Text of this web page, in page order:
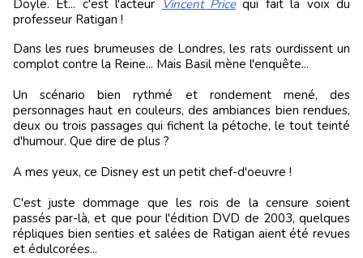
Doyle. Et... c'est l'acteur Vincent Pricequi fait la voix du
professeur Ratigan !
Dans les rues brumeuses de Londres, les rats ourdissent un
complot contre la Reine... Mais Basil mène l'enquête...
Un scénario bien rythmé et rondement mené, des
personnages haut en couleurs, des ambiances bien rendues,
deux ou trois passages qui fichent la pétoche, le tout teinté
d'humour. Que dire de plus ?
A mes yeux, ce Disney est un petit chef-d'oeuvre !
C'est juste dommage que les rois de la censure soient
passés par-là, et que pour l'édition DVD de 2003, quelques
répliques bien senties et salées de Ratigan aient été revues
et édulcorées...